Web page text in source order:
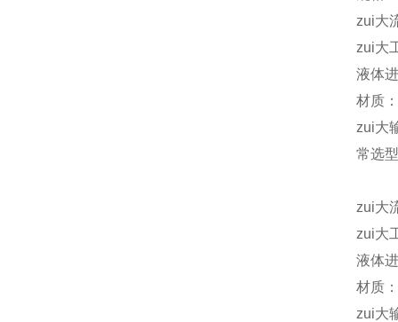
zui大
zui大
液体
材质
zui大
常选
zui大
zui大
液体
材质
zui大